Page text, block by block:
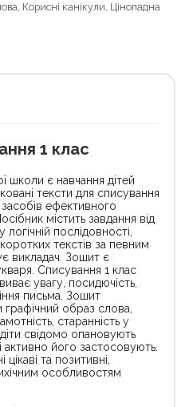
, Корисні канікули, Цінопадна
1 клас
школи є навчання дітей
тексти для списування
ефективного
містить завдання від
послідовності,
текстів за певним
викладач. Зошит є
Списування 1 клас
увагу, посидючість,
письма. Зошит
образ слова,
старанність у
свідомо опановують
активно його застосовують.
цікаві та позитивні,
особливостям